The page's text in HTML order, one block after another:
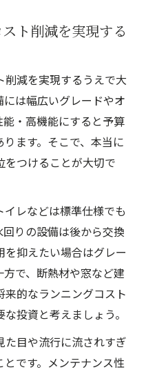
ト削減を実現する
減を実現するうえで大
は幅広いグレードやオ
・高機能にすると予算
ます。そこで、本当に
つけることが大切で
レなどは標準仕様でも
りの設備は後から交換
抑えたい場合はグレー
で、断熱材や窓など建
的なランニングコスト
投資と考えましょう。
目や流行に流されすぎ
です。メンテナンス性